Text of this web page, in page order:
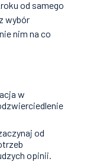
od samego
wybór
nim na co
w
od
opinii.